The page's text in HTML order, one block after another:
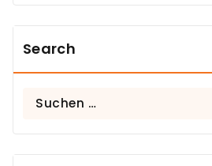
Search
Suchen